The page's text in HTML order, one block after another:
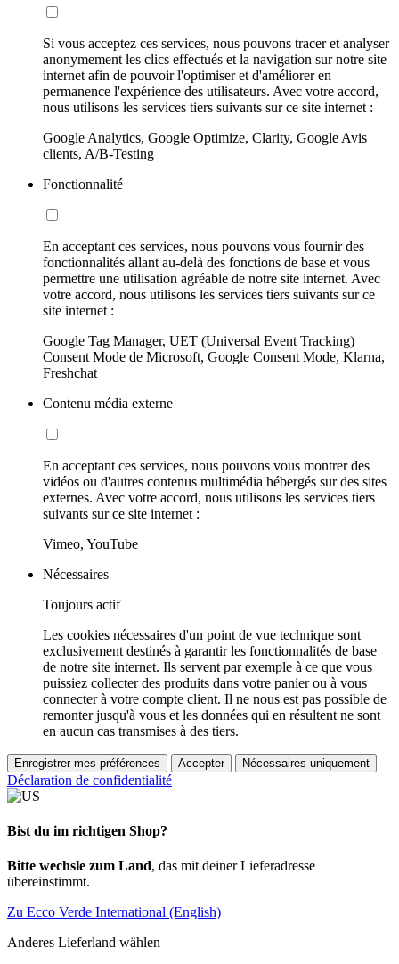
Si vous acceptez ces services, nous pouvons tracer et analyser
anonymement les clics effectués et la navigation sur notre site
internet afin de pouvoir l'optimiser et d'améliorer en
permanence l'expérience des utilisateurs. Avec votre accord,
nous utilisons les services tiers suivants sur ce site internet :
Google Analytics, Google Optimize, Clarity, Google Avis
clients, A/B-Testing
Fonctionnalité
En acceptant ces services, nous pouvons vous fournir des
fonctionnalités allant au-delà des fonctions de base et vous
permettre une utilisation agréable de notre site internet. Avec
votre accord, nous utilisons les services tiers suivants sur ce
site internet :
Google Tag Manager, UET (Universal Event Tracking)
Consent Mode de Microsoft, Google Consent Mode, Klarna,
Freshchat
Contenu média externe
En acceptant ces services, nous pouvons vous montrer des
vidéos ou d'autres contenus multimédia hébergés sur des sites
externes. Avec votre accord, nous utilisons les services tiers
suivants sur ce site internet :
Vimeo, YouTube
Nécessaires
Toujours actif
Les cookies nécessaires d'un point de vue technique sont
exclusivement destinés à garantir les fonctionnalités de base
de notre site internet. Ils servent par exemple à ce que vous
puissiez collecter des produits dans votre panier ou à vous
connecter à votre compte client. Il ne nous est pas possible de
remonter jusqu'à vous et les données qui en résultent ne sont
en aucun cas transmises à des tiers.
Enregistrer mes préférences Accepter Nécessaires uniquement
Déclaration de confidentialité
Bist du im richtigen Shop?
Bitte wechsle zum Land, das mit deiner Lieferadresse
übereinstimmt.
Zu Ecco Verde International (English)
Anderes Lieferland wählen